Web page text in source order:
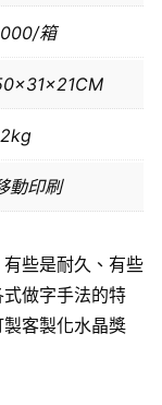
箱
動印刷
些是耐久、有些
做字手法的特
客製化水晶獎